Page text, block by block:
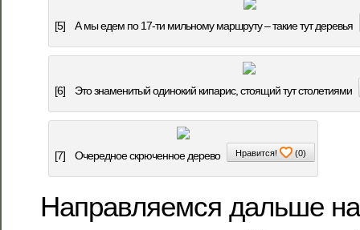
[5] А мы едем по 17-ти мильному маршруту – такие тут деревья
[6] Это знаменитый одинокий кипарис, стоящий тут столетиями
[7] Очередное скрюченное дерево Нравится! (0)
Направляемся дальше